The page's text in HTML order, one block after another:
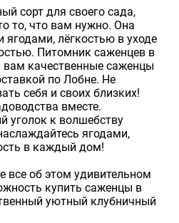
сорт для своего сада,
то, что вам нужно. Она
ягодами, лёгкостью в уходе
Питомник саженцев в
качественные саженцы
по Лобне. Не
себя и своих близких!
вместе.
уголок к волшебству
ягодами,
в каждый дом!
все об этом удивительном
купить саженцы в
уютный клубничный